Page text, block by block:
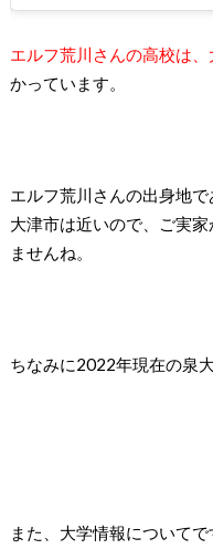
エルフ荒川さんの高校は
かっています。
エルフ荒川さんの出身地
大津市は近いので、ご実
ませんね。
ちなみに2022年現在の泉
また、大学情報について